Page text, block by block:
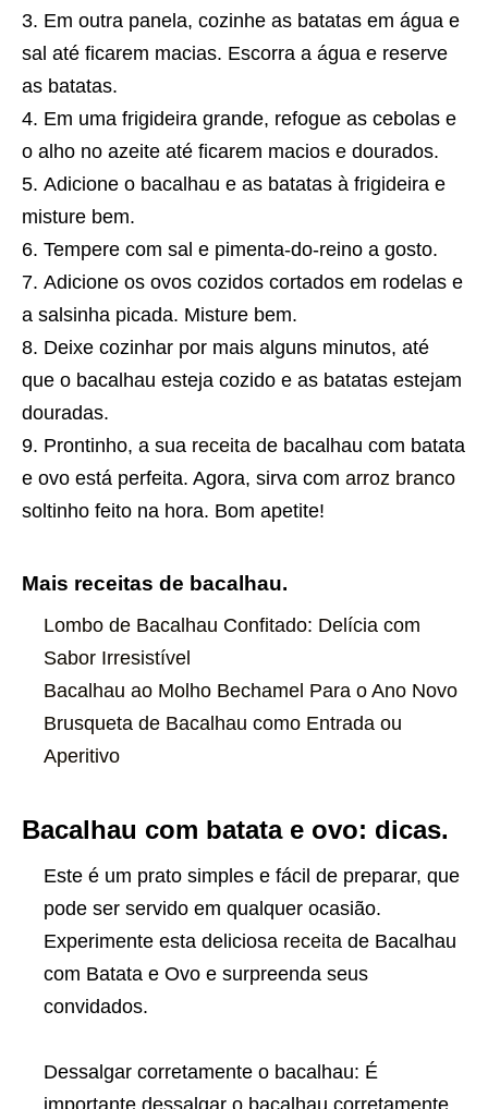
Em outra panela, cozinhe as batatas em água e
sal até ficarem macias. Escorra a água e reserve
as batatas.
Em uma frigideira grande, refogue as cebolas e
o alho no azeite até ficarem macios e dourados.
Adicione o bacalhau e as batatas à frigideira e
misture bem.
Tempere com sal e pimenta-do-reino a gosto.
Adicione os ovos cozidos cortados em rodelas e
a salsinha picada. Misture bem.
Deixe cozinhar por mais alguns minutos, até
que o bacalhau esteja cozido e as batatas estejam
douradas.
Prontinho, a sua receita de bacalhau com batata
e ovo está perfeita. Agora, sirva com arroz branco
soltinho feito na hora. Bom apetite!
Mais receitas de bacalhau.
Lombo de Bacalhau Confitado: Delícia com
Sabor Irresistível
Bacalhau ao Molho Bechamel Para o Ano Novo
Brusqueta de Bacalhau como Entrada ou
Aperitivo
Bacalhau com batata e ovo: dicas.
Este é um prato simples e fácil de preparar, que
pode ser servido em qualquer ocasião.
Experimente esta deliciosa receita de Bacalhau
com Batata e Ovo e surpreenda seus
convidados.
Dessalgar corretamente o bacalhau: É
importante dessalgar o bacalhau corretamente